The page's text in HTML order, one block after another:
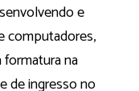
e
computadores,
na
de ingresso no